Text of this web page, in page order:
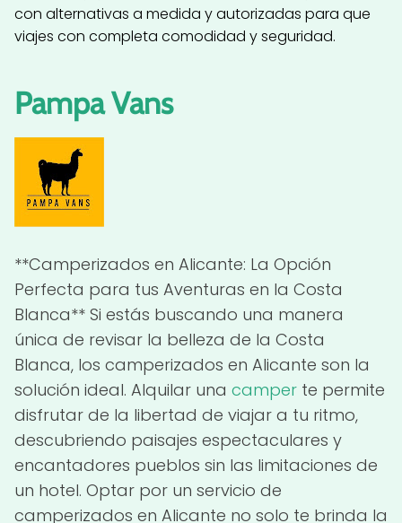
con alternativas a medida y autorizadas para que
viajes con completa comodidad y seguridad.
Pampa Vans
**Camperizados en Alicante: La Opción
Perfecta para tus Aventuras en la Costa
Blanca** Si estás buscando una manera
única de revisar la belleza de la Costa
Blanca, los camperizados en Alicante son la
solución ideal. Alquilar una camper te permite
disfrutar de la libertad de viajar a tu ritmo,
descubriendo paisajes espectaculares y
encantadores pueblos sin las limitaciones de
un hotel. Optar por un servicio de
camperizados en Alicante no solo te brinda la